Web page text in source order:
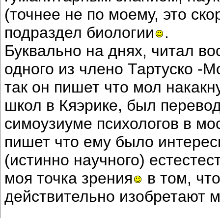
(точнее не по моему, это
подраздел биологии
.
Буквально на днях, читал
одного из члено Тартуско -
так он пишет что мол
школ в Кяэрике, был
симоузиуме психологов в
пишет что ему было
(истинно научного)
моя точка зрения
в том,
действительно изобретают